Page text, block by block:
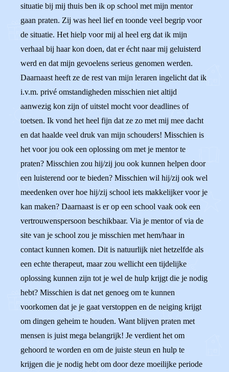
situatie bij mij thuis ben ik op school met mijn mentor
gaan praten. Zij was heel lief en toonde veel begrip voor
de situatie. Het hielp voor mij al heel erg dat ik mijn
verhaal bij haar kon doen, dat er écht naar mij geluisterd
werd en dat mijn gevoelens serieus genomen werden.
Daarnaast heeft ze de rest van mijn leraren ingelicht dat ik
i.v.m. privé omstandigheden misschien niet altijd
aanwezig kon zijn of uitstel mocht voor deadlines of
toetsen. Ik vond het heel fijn dat ze zo met mij mee dacht
en dat haalde veel druk van mijn schouders!‍ Misschien is
het voor jou ook een oplossing om met je mentor te
praten? Misschien zou hij/zij jou ook kunnen helpen door
een luisterend oor te bieden? Misschien wil hij/zij ook wel
meedenken over hoe hij/zij school iets makkelijker voor je
kan maken? Daarnaast is er op een school vaak ook een
vertrouwenspersoon beschikbaar. Via je mentor of via de
site van je school zou je misschien met hem/haar in
contact kunnen komen. Dit is natuurlijk niet hetzelfde als
een echte therapeut, maar zou wellicht een tijdelijke
oplossing kunnen zijn tot je wel de hulp krijgt die je nodig
hebt? Misschien is dat net genoeg om te kunnen
voorkomen dat je je gaat verstoppen en de neiging krijgt
om dingen geheim te houden. Want blijven praten met
mensen is juist mega belangrijk! Je verdient het om
gehoord te worden en om de juiste steun en hulp te
krijgen die je nodig hebt om door deze moeilijke periode